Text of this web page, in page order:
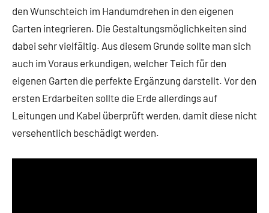
den Wunschteich im Handumdrehen in den eigenen
Garten integrieren. Die Gestaltungsmöglichkeiten sind
dabei sehr vielfältig. Aus diesem Grunde sollte man sich
auch im Voraus erkundigen, welcher Teich für den
eigenen Garten die perfekte Ergänzung darstellt. Vor den
ersten Erdarbeiten sollte die Erde allerdings auf
Leitungen und Kabel überprüft werden, damit diese nicht
versehentlich beschädigt werden.